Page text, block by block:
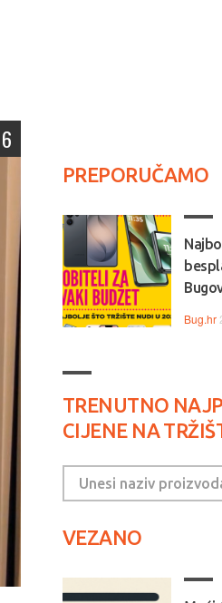
PREPORUČAMO
Bug.hr
TRENUTNO
CIJENE NA
VEZANO